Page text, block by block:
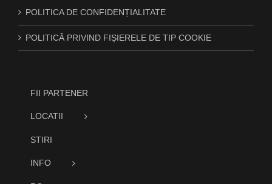
POLITICA DE CONFIDENȚIALITATE
POLITICĂ PRIVIND FIȘIERELE DE TIP COOKIE
FII PARTENER
LOCATII
STIRI
INFO